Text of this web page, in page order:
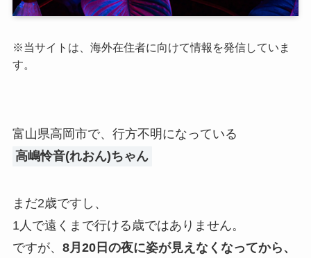
※当サイトは、海外在住者に向けて情報を発信していま
す。
富山県高岡市で、行方不明になっている
高嶋怜音(れおん)ちゃん
まだ2歳ですし、
1人で遠くまで行ける歳ではありません。
ですが、 8月20日の夜に姿が見えなくなってから、